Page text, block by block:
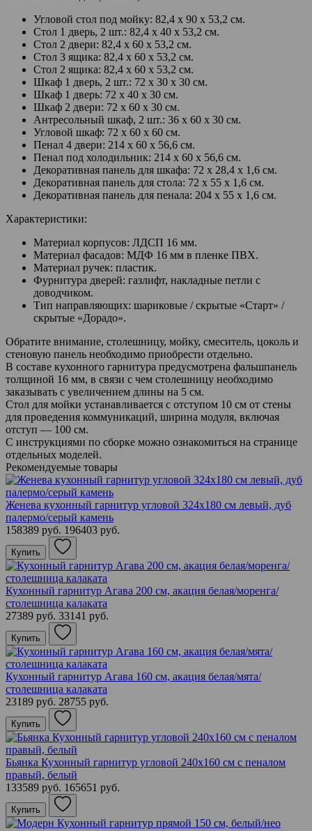
Угловой стол под мойку: 82,4 х 90 х 53,2 см.
Стол 1 дверь, 2 шт.: 82,4 х 40 х 53,2 см.
Стол 2 двери: 82,4 х 60 х 53,2 см.
Стол 3 ящика: 82,4 х 60 х 53,2 см.
Стол 2 ящика: 82,4 х 60 х 53,2 см.
Шкаф 1 дверь, 2 шт.: 72 х 30 х 30 см.
Шкаф 1 дверь: 72 х 40 х 30 см.
Шкаф 2 двери: 72 х 60 х 30 см.
Антресольный шкаф, 2 шт.: 36 х 60 х 30 см.
Угловой шкаф: 72 х 60 х 60 см.
Пенал 4 двери: 214 х 60 х 56,6 см.
Пенал под холодильник: 214 х 60 х 56,6 см.
Декоративная панель для шкафа: 72 х 28,4 х 1,6 см.
Декоративная панель для стола: 72 х 55 х 1,6 см.
Декоративная панель для пенала: 204 х 55 х 1,6 см.
Характеристики:
Материал корпусов: ЛДСП 16 мм.
Материал фасадов: МДФ 16 мм в пленке ПВХ.
Материал ручек: пластик.
Фурнитура дверей: газлифт, накладные петли с
доводчиком.
Тип направляющих: шариковые / скрытые «Старт» /
скрытые «Дорадо».
Обратите внимание, столешницу, мойку, смеситель, цоколь и
стеновую панель необходимо приобрести отдельно.
В составе кухонного гарнитура предусмотрена фальшпанель
толщиной 16 мм, в связи с чем столешницу необходимо
заказывать с увеличением длины на 5 см.
Стол для мойки устанавливается с отступом 10 см от стены
для проведения коммуникаций, ширина модуля, включая
отступ — 100 см.
С инструкциями по сборке можно ознакомиться на странице
отдельных моделей.
Рекомендуемые товары
Женева кухонный гарнитур угловой 324х180 см левый, дуб
палермо/серый камень
158389 руб. 196403 руб.
Купить
Кухонный гарнитур Агава 200 см, акация белая/моренга/
столешница калаката
27389 руб. 33141 руб.
Купить
Кухонный гарнитур Агава 160 см, акация белая/мята/
столешница калаката
23189 руб. 28755 руб.
Купить
Бьянка Кухонный гарнитур угловой 240х160 см с пеналом
правый, белый
133589 руб. 165651 руб.
Купить